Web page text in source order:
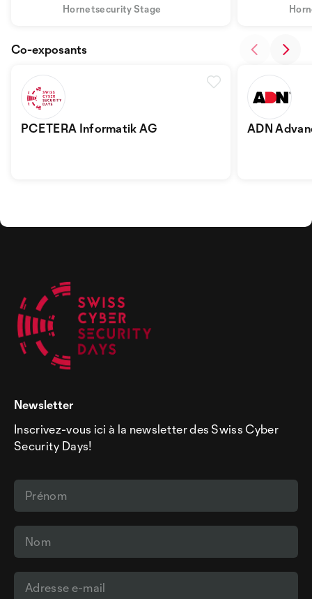
Hornetsecurity Stage
PCETERA Informatik AG
ADN
Co-exposants
Newsletter
Inscrivez-vous ici à la newsletter des Swiss Cyber
Security Days!